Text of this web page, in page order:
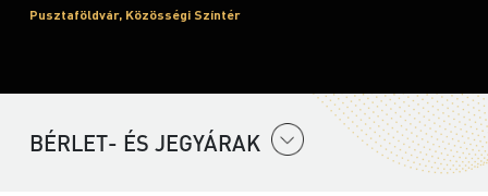
Pusztaföldvár, Közösségi Színtér
BÉRLET- ÉS JEGYÁRAK